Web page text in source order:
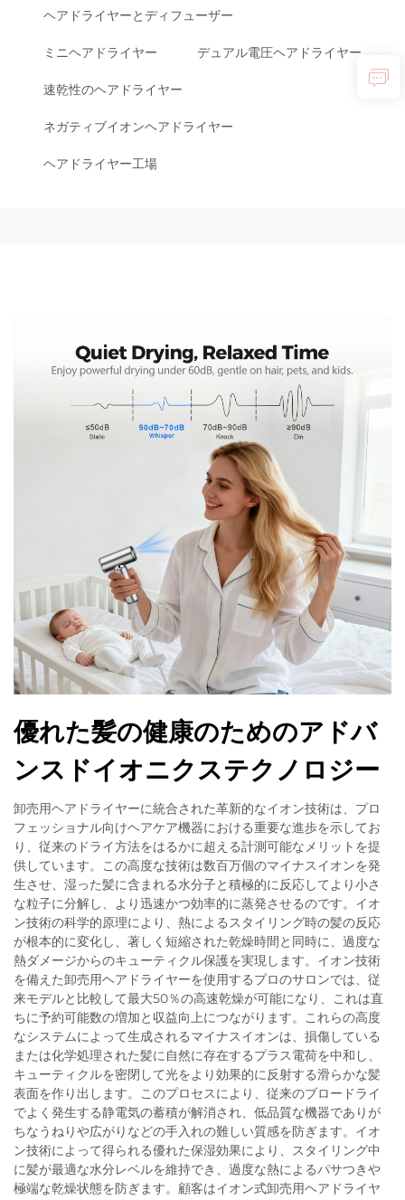
ヘアドライヤーとディフューザー
ミニヘアドライヤー デュアル電圧ヘアドライヤー
速乾性のヘアドライヤー
ネガティブイオンヘアドライヤー
ヘアドライヤー工場
優れた髪の健康のためのアドバ
ンスドイオニクステクノロジー
卸売用ヘアドライヤーに統合された革新的なイオン技術は、プロ
フェッショナル向けヘアケア機器における重要な進歩を示してお
り、従来のドライ方法をはるかに超える計測可能なメリットを提
供しています。この高度な技術は数百万個のマイナスイオンを発
生させ、湿った髪に含まれる水分子と積極的に反応してより小さ
な粒子に分解し、より迅速かつ効率的に蒸発させるのです。イオ
ン技術の科学的原理により、熱によるスタイリング時の髪の反応
が根本的に変化し、著しく短縮された乾燥時間と同時に、過度な
熱ダメージからのキューティクル保護を実現します。イオン技術
を備えた卸売用ヘアドライヤーを使用するプロのサロンでは、従
来モデルと比較して最大50％の高速乾燥が可能になり、これは直
ちに予約可能数の増加と収益向上につながります。これらの高度
なシステムによって生成されるマイナスイオンは、損傷している
または化学処理された髪に自然に存在するプラス電荷を中和し、
キューティクルを密閉して光をより効果的に反射する滑らかな髪
表面を作り出します。このプロセスにより、従来のブロードライ
でよく発生する静電気の蓄積が解消され、低品質な機器でありが
ちなうねりや広がりなどの手入れの難しい質感を防ぎます。イオ
ン技術によって得られる優れた保湿効果により、スタイリング中
に髪が最適な水分レベルを維持でき、過度な熱によるパサつきや
極端な乾燥状態を防ぎます。顧客はイオン式卸売用ヘアドライヤ